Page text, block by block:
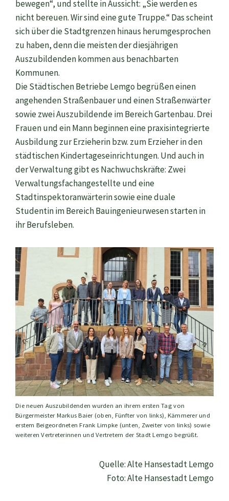
bewegen“, und stellte in Aussicht: „Sie werden es
nicht bereuen. Wir sind eine gute Truppe.“ Das scheint
sich über die Stadtgrenzen hinaus herumgesprochen
zu haben, denn die meisten der diesjährigen
Auszubildenden kommen aus benachbarten
Kommunen.
Die Städtischen Betriebe Lemgo begrüßen einen
angehenden Straßenbauer und einen Straßenwärter
sowie zwei Auszubildende im Bereich Gartenbau. Drei
Frauen und ein Mann beginnen eine praxisintegrierte
Ausbildung zur Erzieherin bzw. zum Erzieher in den
städtischen Kindertageseinrichtungen. Und auch in
der Verwaltung gibt es Nachwuchskräfte: Zwei
Verwaltungsfachangestellte und eine
Stadtinspektoranwärterin sowie eine duale
Studentin im Bereich Bauingenieurwesen starten in
ihr Berufsleben.
Die neuen Auszubildenden wurden an ihrem ersten Tag von
Bürgermeister Markus Baier (oben, Fünfter von links), Kämmerer und
erstem Beigeordneten Frank Limpke (unten, Zweiter von links) sowie
weiteren Vertreterinnen und Vertretern der Stadt Lemgo begrüßt.
Quelle: Alte Hansestadt Lemgo
Foto: Alte Hansestadt Lemgo